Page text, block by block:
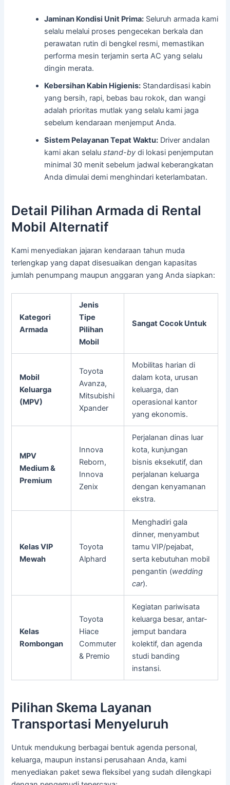
Jaminan Kondisi Unit Prima: Seluruh armada kami
selalu melalui proses pengecekan berkala dan
perawatan rutin di bengkel resmi, memastikan
performa mesin terjamin serta AC yang selalu
dingin merata.
Kebersihan Kabin Higienis: Standardisasi kabin
yang bersih, rapi, bebas bau rokok, dan wangi
adalah prioritas mutlak yang selalu kami jaga
sebelum kendaraan menjemput Anda.
Sistem Pelayanan Tepat Waktu: Driver andalan
kami akan selalustand-by di lokasi penjemputan
minimal 30 menit sebelum jadwal keberangkatan
Anda dimulai demi menghindari keterlambatan.
Detail Pilihan Armada di Rental
Mobil Alternatif
Kami menyediakan jajaran kendaraan tahun muda
terlengkap yang dapat disesuaikan dengan kapasitas
jumlah penumpang maupun anggaran yang Anda siapkan:
Kategori
Armada
Jenis
Tipe
Pilihan
Mobil
Sangat Cocok Untuk
Mobil
Keluarga
(MPV)
Toyota
Avanza,
Mitsubishi
Xpander
Mobilitas harian di
dalam kota, urusan
keluarga, dan
operasional kantor
yang ekonomis.
MPV
Medium &
Premium
Innova
Reborn,
Innova
Zenix
Perjalanan dinas luar
kota, kunjungan
bisnis eksekutif, dan
perjalanan keluarga
dengan kenyamanan
ekstra.
Kelas VIP
Mewah
Toyota
Alphard
Menghadiri gala
dinner, menyambut
tamu VIP/pejabat,
serta kebutuhan mobil
pengantin (wedding
car).
Kelas
Rombongan
Toyota
Hiace
Commuter
& Premio
Kegiatan pariwisata
keluarga besar, antar-
jemput bandara
kolektif, dan agenda
studi banding
instansi.
Pilihan Skema Layanan
Transportasi Menyeluruh
Untuk mendukung berbagai bentuk agenda personal,
keluarga, maupun instansi perusahaan Anda, kami
menyediakan paket sewa fleksibel yang sudah dilengkapi